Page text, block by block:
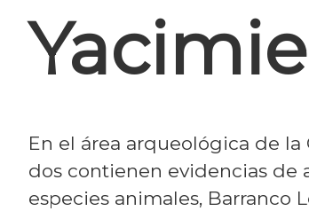
En el área arqueológica de
dos contienen evidencias de
especies animales, Barranco